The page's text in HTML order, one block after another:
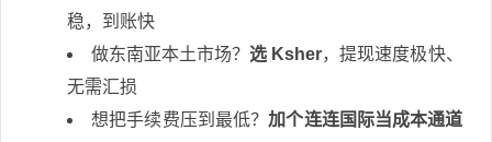
稳，到账快
做东南亚本土市场？ 选 Ksher，提现速度极快、
无需汇损
想把手续费压到最低？加个连连国际当成本通道